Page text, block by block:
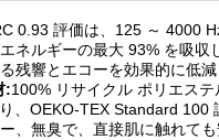
0.93 評価は、125 ～ 4000
ネルギーの最大 93% を吸収
残響とエコーを効果的に低減
:100% リサイクル ポリエステ
、OEKO-TEX Standard 100
、無臭で、直接肌に触れて